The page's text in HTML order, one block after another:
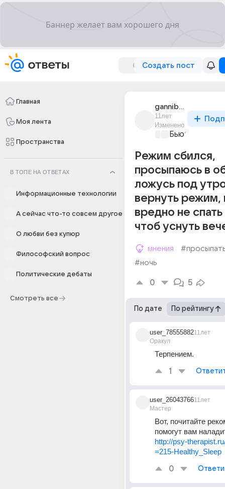
Создать пост
Главная
Моя лента
Пространства
В ТОПЕ НА ОТВЕТАХ
Информационные технологии
А сейчас что-то совсем другое
О любви без купюр
Философский вопрос
Политические дебаты
Смотреть все
gannibal_lector
11лет
Изменено
Бьютилэнд
Режим сбился,
просыпаюсь в
ложусь под
вернуть режим,
вредно не спать
чтоб уснуть
мнения
#ночь
0 5
По дате По рейтингу
user_78555882
Оракул
11лет
Терпением.
1
user_26043766
Мастер
11лет
Вот, почитайте
помогут вам
http://psy-
=215-Healthy_Sleep
0